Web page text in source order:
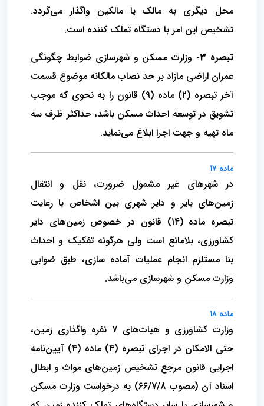
محل دیگری به مالک یا مالکین واگذار می‌گردد.
تشخیص این امر با دستگاه تملک کننده است.
تبصره 3-
وزارت مسکن و شهرسازی ضوابط چگونگی
عمران اراضی مازاد بر حد نصاب مالکانه موضوع قسمت
آخر تبصره (2) ماده (9) قانون را به نحوی که موجب
تشویق در توسعه احداث مسکن باشد، حداکثر ظرف سه
ماه تهیه و جهت اجرا ابلاغ می‌نماید.
ماده 17
در شهرهای غیر مشمول ضرورت، نقل و انتقال
زمین‌های بایر و دایر شهری بین اشخاص با رعایت
تبصره ماده (14) قانون در خصوص زمین‌های دایر
کشاورزی، بلامانع است ولی هرگونه تفکیک و احداث
بنا مستلزم انجام عملیات آماده سازی، طبق ضوابی
وزارت مسکن و شهرسازی می‌باشد.
ماده 18
وزارت کشاورزی و هیات‌های 7 نفره واگذاری زمین،
حتی الامکان در اجرای تبصره (4) ماده (4) آیین‌نامه
اجرایی قانون مرجع تشخیص زمین‌های مواث و ابطال
اسناد آن (مصوب 66/7/8) به درخواست وزارت مسکن